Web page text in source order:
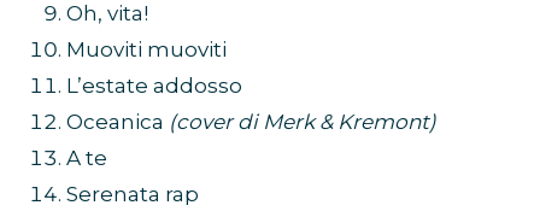
Oh, vita!
Muoviti muoviti
L’estate addosso
Oceanica (cover di Merk & Kremont)
A te
Serenata rap